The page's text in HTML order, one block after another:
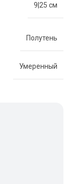
9|25 см
Полутень
Умеренный